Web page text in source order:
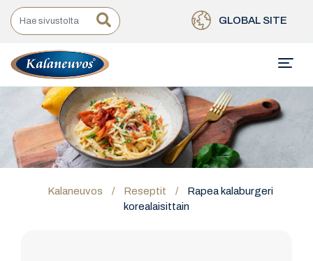
GLOBAL SITE
Kalaneuvos / Reseptit /
Rapea kalaburgeri
korealaisittain